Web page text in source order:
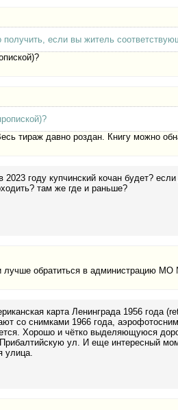
если вы житель
тираж давно роздан. Книгу можно
году купчинский кочан будет?
там же где и раньше?
лучше обратиться в администрацию
карта Ленинграда 1956 года
со снимками 1966 года,
Хорошо и чётко выделяющуюся
ул. И еще интересный
улица.